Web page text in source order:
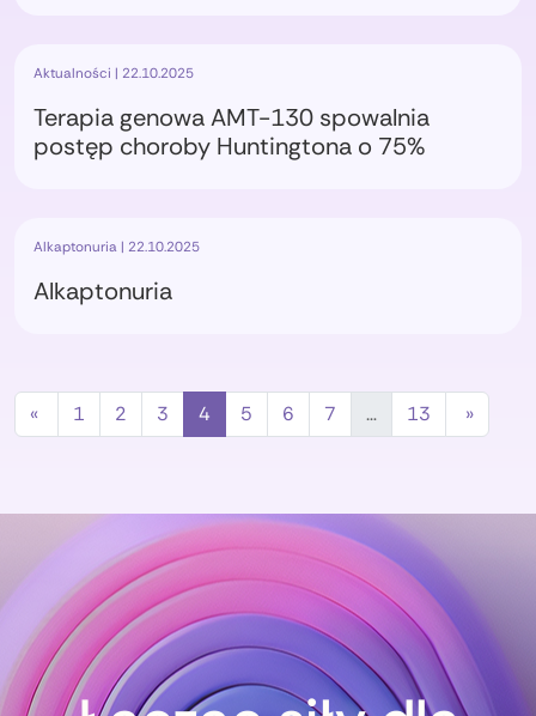
Aktualności | 22.10.2025
Terapia genowa AMT-130 spowalnia
postęp choroby Huntingtona o 75%
Alkaptonuria | 22.10.2025
Alkaptonuria
« 1 2 3 4 5 6 7 … 13 »